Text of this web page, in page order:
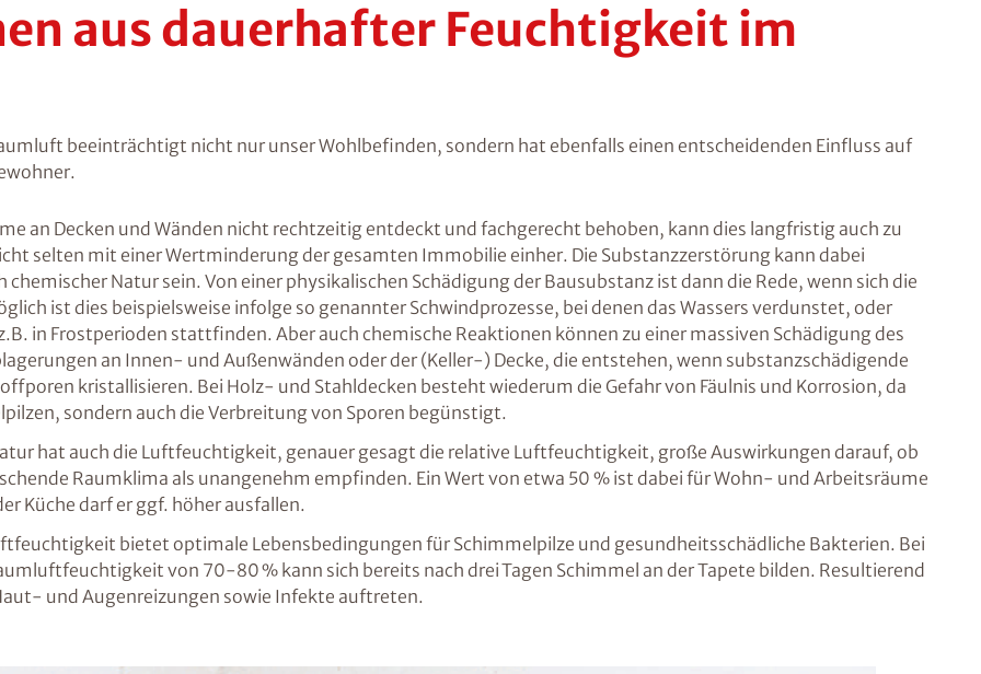
aus dauerhafter Feuchtigkeit im
beeinträchtigt nicht nur unser Wohlbefinden, sondern hat ebenfalls einen entscheidenden Einfluss auf
an Decken und Wänden nicht rechtzeitig entdeckt und fachgerecht behoben, kann dies langfristig auch zu
selten mit einer Wertminderung der gesamten Immobilie einher. Die Substanzzerstörung kann dabei
Natur sein. Von einer physikalischen Schädigung der Bausubstanz ist dann die Rede, wenn sich die
ist dies beispielsweise infolge so genannter Schwindprozesse, bei denen das Wassers verdunstet, oder
in Frostperioden stattfinden. Aber auch chemische Reaktionen können zu einer massiven Schädigung des
an Innen- und Außenwänden oder der (Keller-) Decke, die entstehen, wenn substanzschädigende
kristallisieren. Bei Holz- und Stahldecken besteht wiederum die Gefahr von Fäulnis und Korrosion, da
sondern auch die Verbreitung von Sporen begünstigt.
hat auch die Luftfeuchtigkeit, genauer gesagt die relative Luftfeuchtigkeit, große Auswirkungen darauf, ob
Raumklima als unangenehm empfinden. Ein Wert von etwa 50 % ist dabei für Wohn- und Arbeitsräume
Küche darf er ggf. höher ausfallen.
bietet optimale Lebensbedingungen für Schimmelpilze und gesundheitsschädliche Bakterien. Bei
von 70-80 % kann sich bereits nach drei Tagen Schimmel an der Tapete bilden. Resultierend
und Augenreizungen sowie Infekte auftreten.